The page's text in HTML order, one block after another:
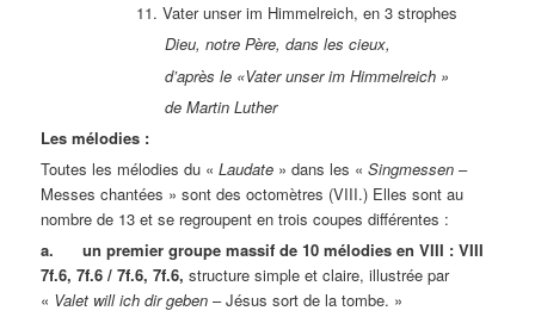
11. Vater unser im Himmelreich, en 3 strophes
Dieu, notre Père, dans les cieux,
d’après le «Vater unser im Himmelreich »
de Martin Luther
Les mélodies :
Toutes les mélodies du «Laudate » dans les «Singmessen –
Messes chantées » sont des octomètres (VIII.) Elles sont au
nombre de 13 et se regroupent en trois coupes différentes :
a. un premier groupe massif de 10 mélodies en VIII : VIII
7f.6, 7f.6 / 7f.6, 7f.6, structure simple et claire, illustrée par
« Valet will ich dir geben – Jésus sort de la tombe. »